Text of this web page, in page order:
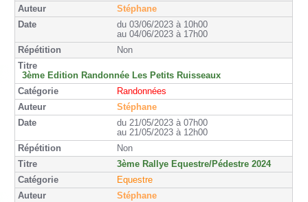
Stéphane
du 03/06/2023 à 10h00
au 04/06/2023 à 17h00
Non
3ème Edition Randonnée Les Petits Ruisseaux
Randonnées
Stéphane
du 21/05/2023 à 07h00
au 21/05/2023 à 12h00
Non
3ème Rallye Equestre/Pédestre 2024
Equestre
Stéphane